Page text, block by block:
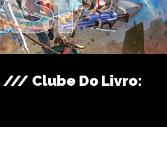
/// Clube Do Livro: